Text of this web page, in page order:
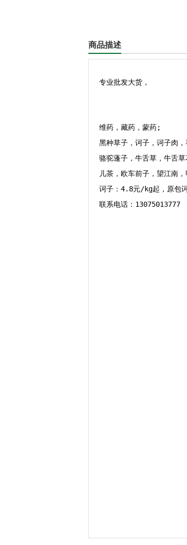
商品描述
专业批发大货，
维药，藏药，蒙药;
黑种草子，诃子，诃子肉
骆驼蓬子，牛舌草，牛舌
儿茶，欧车前子，望江南
诃子：4.8元/kg起，原包
联系电话：13075013777